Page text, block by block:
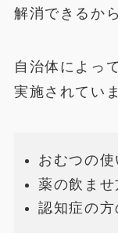
解消できるか
自治体によっ
実施されてい
おむつの
薬の飲ま
認知症の